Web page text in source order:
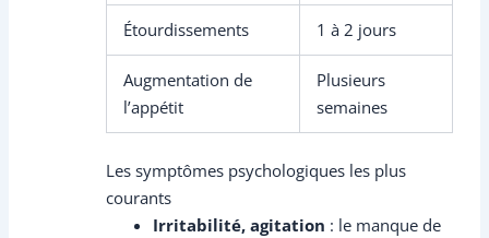
Étourdissements 1 à 2 jours
Augmentation de
l’appétit
Plusieurs
semaines
Les symptômes psychologiques les plus
courants
Irritabilité, agitation : le manque de